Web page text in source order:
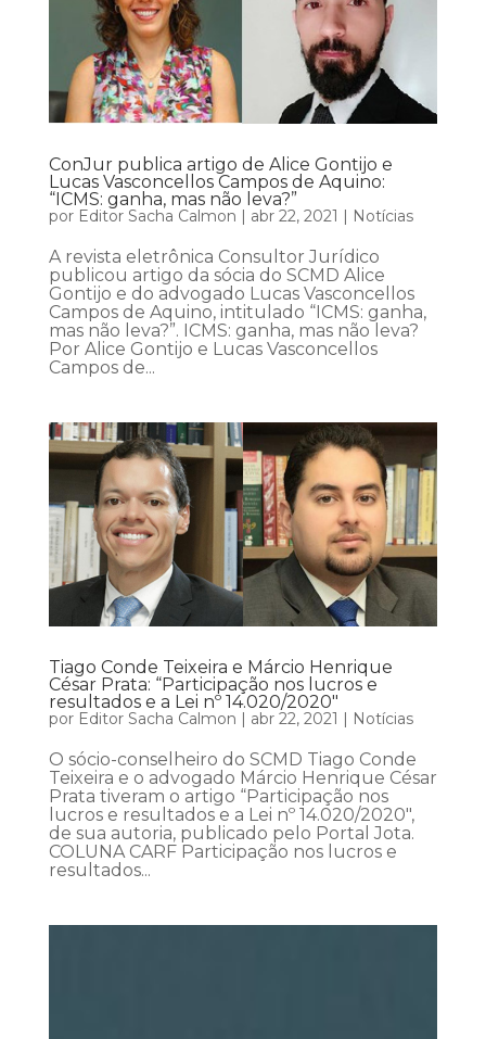
ConJur publica artigo de Alice Gontijo e
Lucas Vasconcellos Campos de Aquino:
“ICMS: ganha, mas não leva?”
por Editor Sacha Calmon | abr 22, 2021 | Notícias
A revista eletrônica Consultor Jurídico
publicou artigo da sócia do SCMD Alice
Gontijo e do advogado Lucas Vasconcellos
Campos de Aquino, intitulado “ICMS: ganha,
mas não leva?”. ICMS: ganha, mas não leva?
Por Alice Gontijo e Lucas Vasconcellos
Campos de...
Tiago Conde Teixeira e Márcio Henrique
César Prata: “Participação nos lucros e
resultados e a Lei nº 14.020/2020″
por Editor Sacha Calmon abr 22, 2021 Notícias
O sócio-conselheiro do SCMD Tiago Conde
Teixeira e o advogado Márcio Henrique César
Prata tiveram o artigo “Participação nos
lucros e resultados e a Lei nº 14.020/2020″,
de sua autoria, publicado pelo Portal Jota.
COLUNA CARF Participação nos lucros e
resultados...